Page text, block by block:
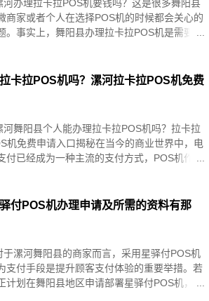
河办理拉卡拉POS机要钱吗？这是很多舞阳县
商家或者个人在选择POS机的时候都会关心的
。事实上，舞阳县办理拉卡拉POS机是需要一
区不同而略有差异。
卡拉POS机吗？漯河拉卡拉POS机免费
河舞阳县个人能办理拉卡拉POS机吗？拉卡拉
机免费申请入口揭秘在当今的商业世界中，电
付已经成为一种主流的支付方式，POS机作为
务付POS机办理申请及所需的资料有那
于漯河舞阳县的商家而言，采用星驿付POS机
支付手段是提升顾客支付体验的重要举措。若
计划在舞阳县地区申请部署星驿付POS机，熟